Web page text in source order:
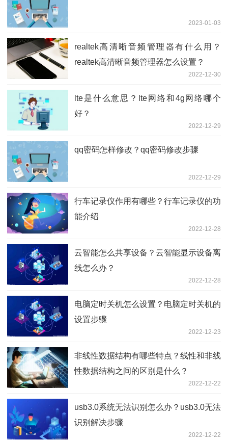
2023-01-03
realtek高清晰音频管理器有什么用？
realtek高清晰音频管理器怎么设置？
2022-12-30
lte是什么意思？lte网络和4g网络哪个
好？
2022-12-29
qq密码怎样修改？qq密码修改步骤
2022-12-29
行车记录仪作用有哪些？行车记录仪的功
能介绍
2022-12-28
云智能怎么共享设备？云智能显示设备离
线怎么办？
2022-12-28
电脑定时关机怎么设置？电脑定时关机的
设置步骤
2022-12-23
非线性数据结构有哪些特点？线性和非线
性数据结构之间的区别是什么？
2022-12-22
usb3.0系统无法识别怎么办？usb3.0无法
识别解决步骤
2022-12-22